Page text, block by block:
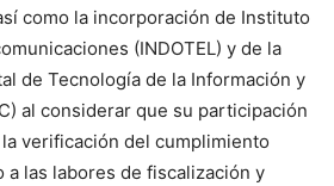
como la incorporación de Instituto
(INDOTEL) y de la
de Tecnología de la Información y
al considerar que su participación
verificación del cumplimiento
las labores de fiscalización y